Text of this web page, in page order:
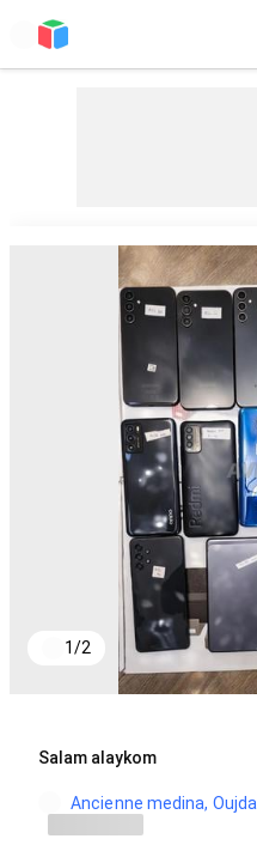
1/2
Salam alaykom
Ancienne medina, Oujda